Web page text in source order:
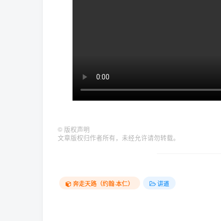
© 版权声明
文章版权归作者所有，未经允许请勿转载。
奔走天路（约翰·本仁） 讲道